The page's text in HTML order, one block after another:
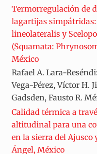
Termorregulación de
lagartijas simpátridas:
lineolateralis y
(Squamata:
México
Rafael A. Lara-
Vega-Pérez, Víctor H.
Gadsden, Fausto R.
Calidad térmica a
altitudinal para una
en la sierra del Ajusco
Ángel, México